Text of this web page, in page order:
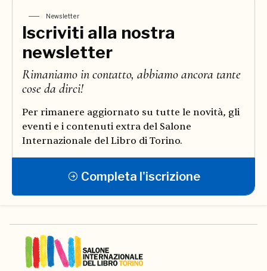
Newsletter
Iscriviti alla nostra
newsletter
Rimaniamo in contatto, abbiamo ancora tante
cose da dirci!
Per rimanere aggiornato su tutte le novità, gli
eventi e i contenuti extra del Salone
Internazionale del Libro di Torino.
Completa l'iscrizione